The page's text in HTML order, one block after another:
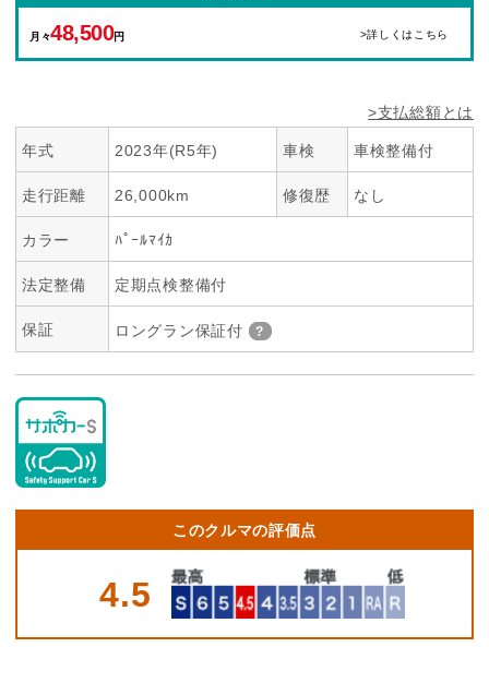
月々48,500円 >詳しくはこちら
>支払総額とは
年式 2023年(R5年) 車検 車検整備付
走行距離 26,000km 修復歴 なし
カラー ﾊﾟｰﾙﾏｲｶ
法定整備 定期点検整備付
保証 ロングラン保証付
このクルマの評価点
4.5